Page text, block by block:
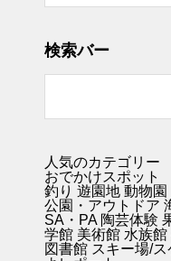
検索バー
人気のカテゴリー
おでかけスポット
釣り 遊園地 動物園
公園・アウトドア
SA・PA 陶芸体験
学館 美術館 水族館
図書館 スキー場/